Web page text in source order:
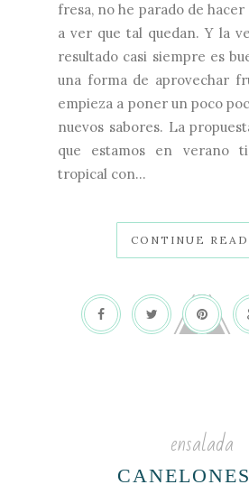
fresa, no he parado de
a ver que tal quedan. Y la
resultado casi siempre es
una forma de aprovechar
empieza a poner un poco
nuevos sabores. La
que estamos en verano
tropical con...
CONTINUE
ensalada